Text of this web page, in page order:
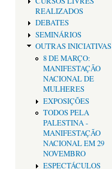
REALIZADOS
DEBATES
SEMINÁRIOS
OUTRAS INICIATIVAS
8 DE MARÇO:
MANIFESTAÇÃO
NACIONAL DE
MULHERES
EXPOSIÇÕES
TODOS PELA
PALESTINA -
MANIFESTAÇÃO
NACIONAL EM 29
NOVEMBRO
ESPECTÁCULOS